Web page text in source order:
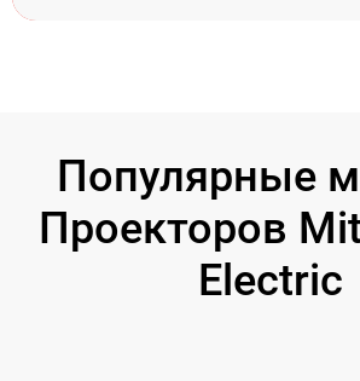
Популярные
Проекторов
Electric